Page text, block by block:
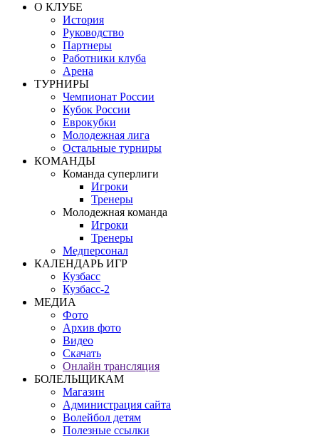
О КЛУБЕ
История
Руководство
Партнеры
Работники клуба
Арена
ТУРНИРЫ
Чемпионат России
Кубок России
Еврокубки
Молодежная лига
Остальные турниры
КОМАНДЫ
Команда суперлиги
Игроки
Тренеры
Молодежная команда
Игроки
Тренеры
Медперсонал
КАЛЕНДАРЬ ИГР
Кузбасс
Кузбасс-2
МЕДИА
Фото
Архив фото
Видео
Скачать
Онлайн трансляция
БОЛЕЛЬЩИКАМ
Магазин
Администрация сайта
Волейбол детям
Полезные ссылки